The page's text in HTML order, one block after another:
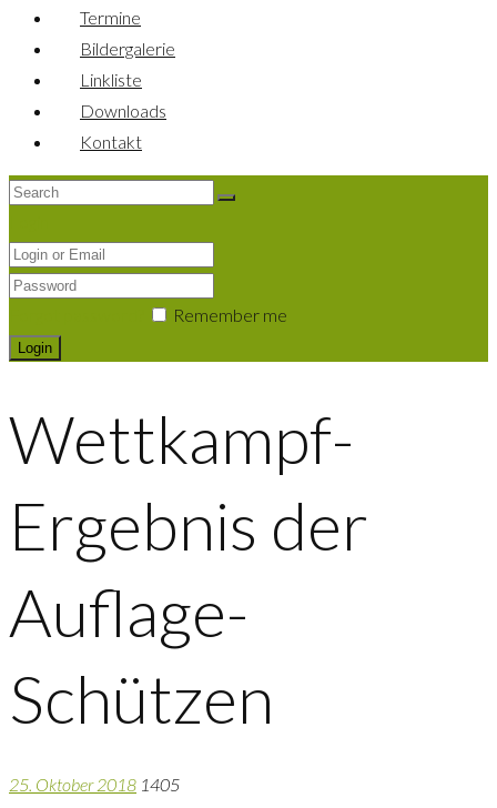
Termine
Bildergalerie
Linkliste
Downloads
Kontakt
Remember me
Wettkampf-
Ergebnis der
Auflage-
Schützen
25. Oktober 2018 1405